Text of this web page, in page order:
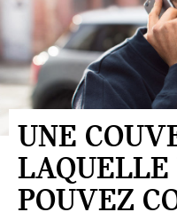
UNE
LAQUELLE
POUVEZ